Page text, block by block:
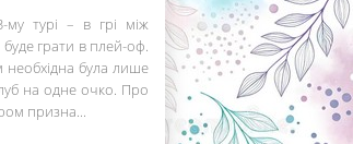
турі – в грі між
грати в плей-оф.
необхідна була лише
на одне очко. Про
призна...